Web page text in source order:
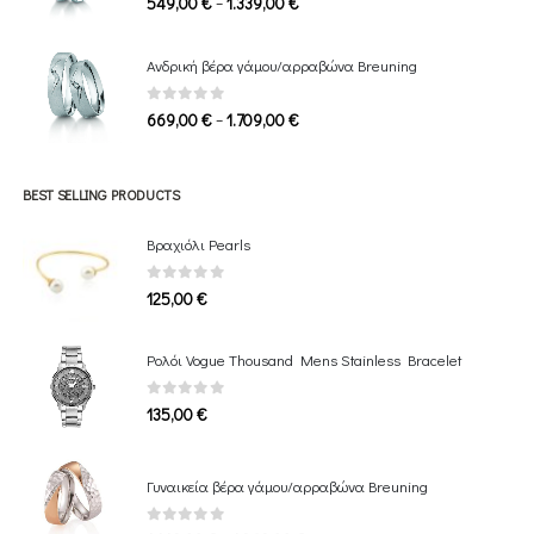
through
Ανδρική βέρα γάμου/αρραβώνα Breuning
0 out of 5
669,00€–1.709,00€Price
BEST SELLING PRODUCTS
Βραχιόλι Pearls
0out of 5
125,00€
Ρολόι Vogue Thousand Mens Stainless Bracelet
0out of 5
135,00€
Γυναικεία βέρα γάμου/αρραβώνα Breuning